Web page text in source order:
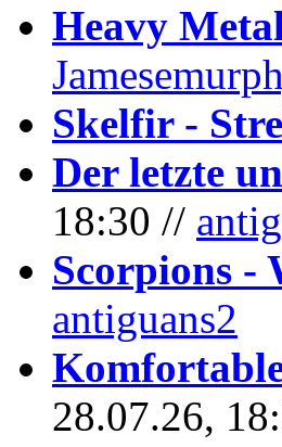
Heavy
Skelfir -
Der letzte
18:30 //
Scorpions -
antiguans2
28.07.26,